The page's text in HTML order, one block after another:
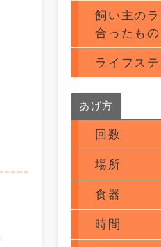
飼い主の
合ったも
ライフス
あげ方
回数
場所
食器
時間